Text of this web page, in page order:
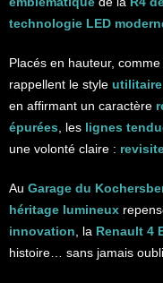
technologie LED
Placés en hauteur,
rappellent le style
en affirmant un caractère
épurées , les lignes
une volonté claire :
Au Garage du
héritage lumineux
innovation , la Renault 4
histoire… sans jamais